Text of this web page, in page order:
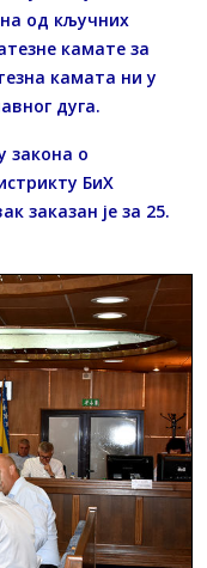
од кључних
камате за
камата ни у
дуга.
закона о
БиХ
заказан је за 25.